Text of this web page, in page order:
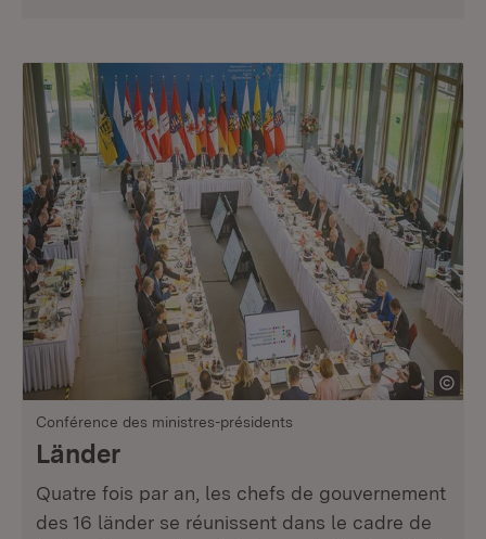
Conférence des ministres-présidents
Länder
Quatre fois par an, les chefs de gouvernement
des 16 länder se réunissent dans le cadre de